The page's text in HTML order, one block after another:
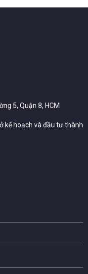
5, Quận 8, HCM
kế hoạch và đầu tư thành